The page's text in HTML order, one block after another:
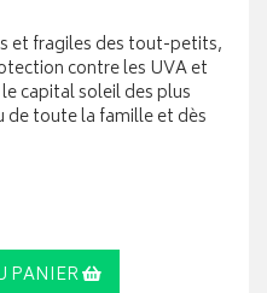
et fragiles des tout-petits,
contre les UVA et
capital soleil des plus
de toute la famille et dès
PANIER